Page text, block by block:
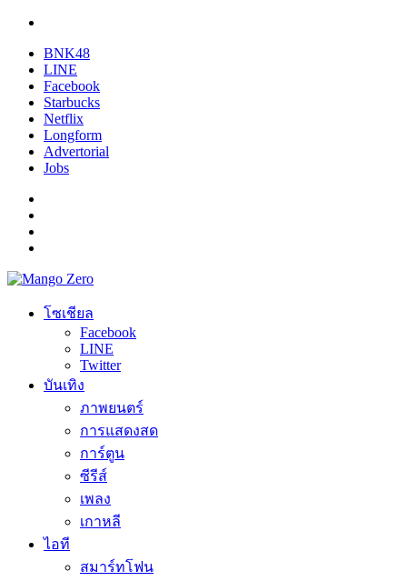
BNK48
LINE
Facebook
Starbucks
Netflix
Longform
Advertorial
Jobs
โซเชียล
Facebook
LINE
Twitter
บันเทิง
ภาพยนตร์
การแสดงสด
การ์ตูน
ซีรีส์
เพลง
เกาหลี
ไอที
สมาร์ทโฟน